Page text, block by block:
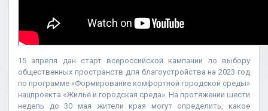
15 апреля дан старт всероссийской кампании по выбору
общественных пространств для благоустройства на 2023 год
по программе «Формирование комфортной городской среды»
нацпроекта «Жильё и городская среда». На протяжении шести
недель до 30 мая жители края могут определить, какое